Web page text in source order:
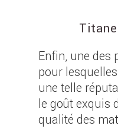
Enfin, une des
pour
une telle
le goût exquis
qualité des